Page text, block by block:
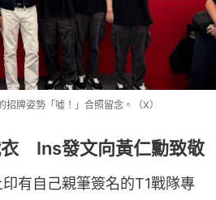
牌姿勢「噓！」合照留念。（X）
Ins發文向黃仁勳致敬
有自己親筆簽名的T1戰隊專